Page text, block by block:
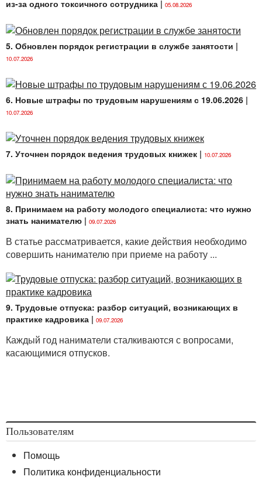
из-за одного токсичного сотрудника | 05.08.2026
5. Обновлен порядок регистрации в службе занятости |
10.07.2026
6. Новые штрафы по трудовым нарушениям с 19.06.2026 |
10.07.2026
7. Уточнен порядок ведения трудовых книжек | 10.07.2026
8. Принимаем на работу молодого специалиста: что нужно
знать нанимателю | 09.07.2026
В статье рассматривается, какие действия необходимо
совершить нанимателю при приеме на работу ...
9. Трудовые отпуска: разбор ситуаций, возникающих в
практике кадровика | 09.07.2026
Каждый год наниматели сталкиваются с вопросами,
касающимися отпусков.
Пользователям
Помощь
Политика конфиденциальности